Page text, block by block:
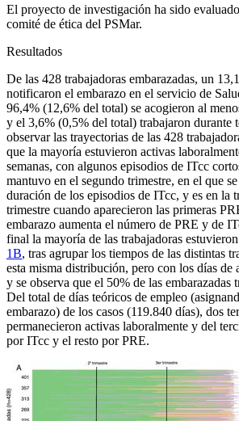
El proyecto de investigación ha sido
comité de ética del PSMar.
Resultados
De las 428 trabajadoras embarazadas, un
notificaron el embarazo en el servicio de
96,4% (12,6% del total) se acogieron al
y el 3,6% (0,5% del total) trabajaron durante
observar las trayectorias de las 428
que la mayoría estuvieron activas
semanas, con algunos episodios de ITcc
mantuvo en el segundo trimestre, en el que
duración de los episodios de ITcc, y es en la
trimestre cuando aparecieron las primeras
embarazo aumenta el número de PRE y de
final la mayoría de las trabajadoras
1B, tras agrupar los tiempos de las distintas
esta misma distribución, pero con los días de
y se observa que el 50% de las embarazadas
Del total de días teóricos de empleo
embarazo) de los casos (119.840 días), dos
permanecieron activas laboralmente y del
por ITcc y el resto por PRE.